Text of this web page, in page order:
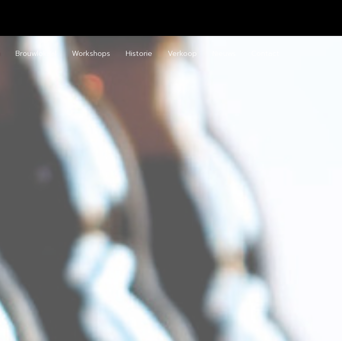
Brouwlokaal Workshops Historie Verkoop